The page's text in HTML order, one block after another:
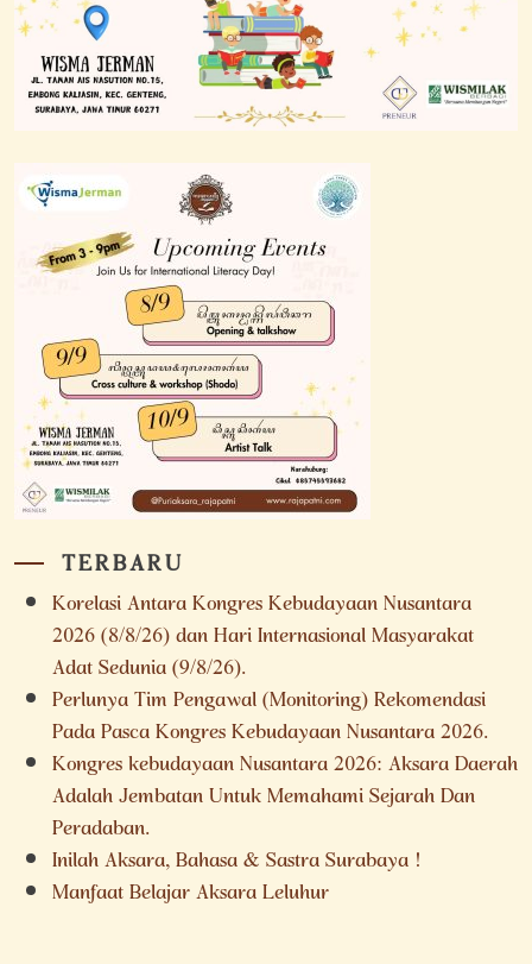
TERBARU
Korelasi Antara Kongres Kebudayaan Nusantara
2026 (8/8/26) dan Hari Internasional Masyarakat
Adat Sedunia (9/8/26).
Perlunya Tim Pengawal (Monitoring) Rekomendasi
Pada Pasca Kongres Kebudayaan Nusantara 2026.
Kongres kebudayaan Nusantara 2026: Aksara Daerah
Adalah Jembatan Untuk Memahami Sejarah Dan
Peradaban.
Inilah Aksara, Bahasa & Sastra Surabaya !
Manfaat Belajar Aksara Leluhur